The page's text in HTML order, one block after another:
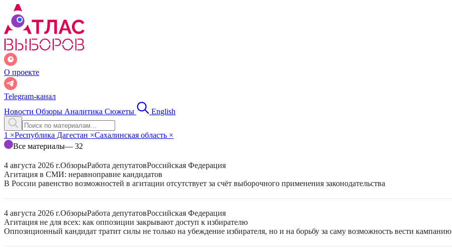
О проекте
Telegram-канал
Новости Обзоры Аналитика Сюжеты English
1 ×Республика Дагестан ×Сахалинская область ×
Все материалы— 32
4 августа 2026 г.ОбзорыРабота депутатовРоссийская Федерация
Агитация в СМИ: неравноправие кандидатов
В России равенство возможностей в агитации отсутствует за счёт выборочного применения законодательства
4 августа 2026 г.ОбзорыРабота депутатовРоссийская Федерация
Агитация не для всех: как оппозиции закрывают доступ к избирателю
Оппозиционный кандидат тратит силы не только на убеждение избирателя, но и на борьбу за саму возможность вести кампанию